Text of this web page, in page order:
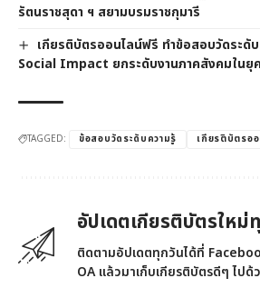
รัตนราชสุดา ฯ สยามบรมราชกุมารี
เกียรติบัตรออนไลน์ฟรี ทำข้อสอบวัดระดั
Social Impact ยกระดับงานภาคสังคมในยุค
TAGGED: ข้อสอบวัดระดับความรู้ เกียรติบัตรอ
อัปเดตเกียรติบัตรใหม่
ติดตามอัปเดตทุกวันได้ที่
OA แล้วมาเก็บเกียรติบัตรดีๆ ไปด้